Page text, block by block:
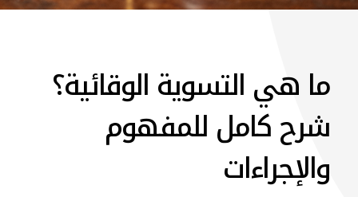
ما هي التسوية الوقائية؟
شرح كامل للمفهوم
والإجراءات